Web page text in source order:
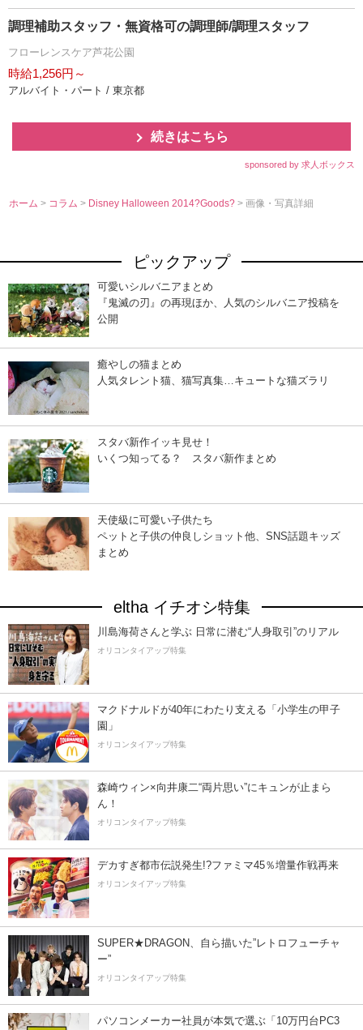
調理補助スタッフ・無資格可の調理師/調理スタッフ
フローレンスケア芦花公園
時給1,256円～
アルバイト・パート / 東京都
続きはこちら
sponsored by 求人ボックス
ホーム > コラム> Disney Halloween 2014?Goods?> 画像・写真詳細
ピックアップ
可愛いシルバニアまとめ
『鬼滅の刃』の再現ほか、人気のシルバニア投稿を
公開
癒やしの猫まとめ
人気タレント猫、猫写真集…キュートな猫ズラリ
スタバ新作イッキ見せ！
いくつ知ってる？ スタバ新作まとめ
天使級に可愛い子供たち
ペットと子供の仲良しショット他、SNS話題キッズ
まとめ
eltha イチオシ特集
川島海荷さんと学ぶ 日常に潜む“人身取引”のリアル
オリコンタイアップ特集
マクドナルドが40年にわたり支える「小学生の甲子
園」
オリコンタイアップ特集
森崎ウィン×向井康二“両片思い”にキュンが止まら
ん！
オリコンタイアップ特集
デカすぎ都市伝説発生!?ファミマ45％増量作戦再来
オリコンタイアップ特集
SUPER★DRAGON、自ら描いた”レトロフューチャ
ー”
オリコンタイアップ特集
パソコンメーカー社員が本気で選ぶ「10万円台PC3